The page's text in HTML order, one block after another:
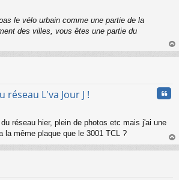
le vélo urbain comme une partie de la
des villes, vous êtes une partie du
au
réseau L'va Jour J !
réseau hier, plein de photos etc mais j'ai une
la même plaque que le 3001 TCL ?
au